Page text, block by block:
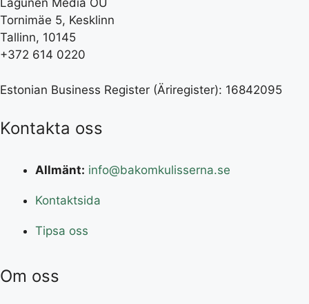
Lagunen Media OÜ
Tornimäe 5, Kesklinn
Tallinn, 10145
+372 614 0220
Estonian Business Register (Äriregister): 16842095
Kontakta oss
Allmänt: info@bakomkulisserna.se
Kontaktsida
Tipsa oss
Om oss